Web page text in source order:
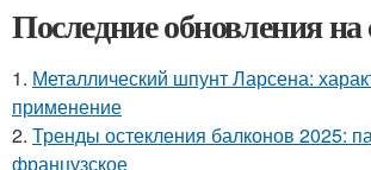
Последние обновления на
1. Металлический шпунт Ларсена:
применение
2. Тренды остекления балконов 2025:
французское